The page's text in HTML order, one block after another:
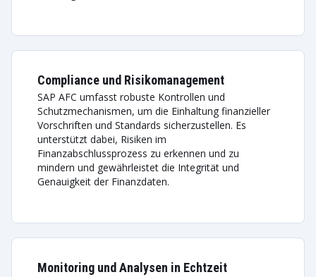
Compliance und Risikomanagement
SAP AFC umfasst robuste Kontrollen und
Schutzmechanismen, um die Einhaltung finanzieller
Vorschriften und Standards sicherzustellen. Es
unterstützt dabei, Risiken im
Finanzabschlussprozess zu erkennen und zu
mindern und gewährleistet die Integrität und
Genauigkeit der Finanzdaten.
Monitoring und Analysen in Echtzeit